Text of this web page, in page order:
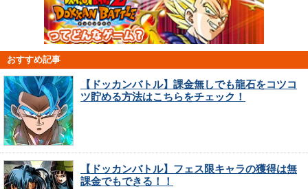
おすすめ記事
【ドッカンバトル】課金無しでも龍石をコツコ
ツ貯める方法はこちらをチェック！
【ドッカンバトル】フェス限キャラの獲得は無
課金でもできる！！